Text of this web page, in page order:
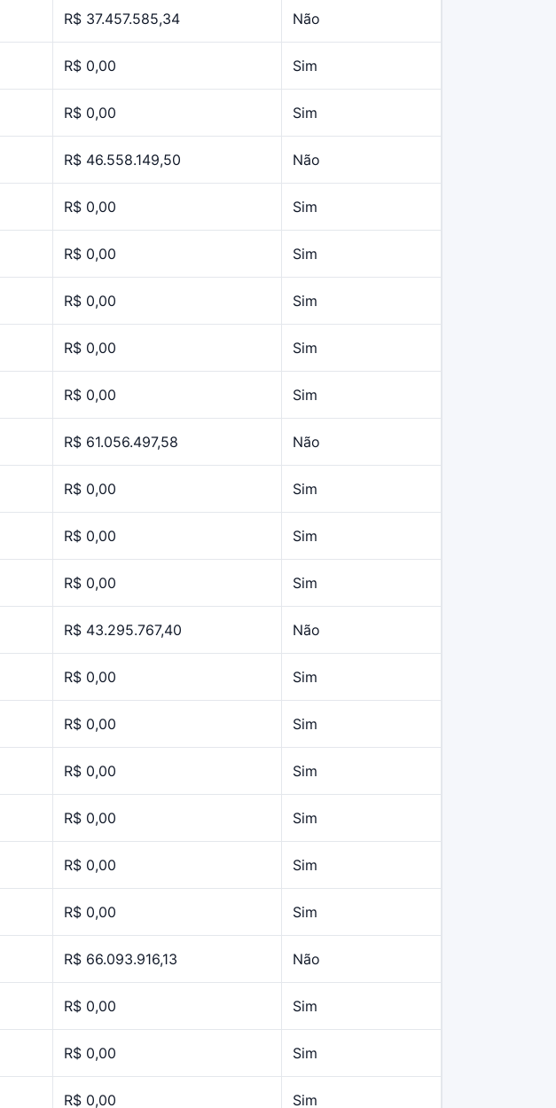
R$ 37.457.585,34 Não
R$ 0,00 Sim
R$ 0,00 Sim
R$ 46.558.149,50 Não
R$ 0,00 Sim
R$ 0,00 Sim
R$ 0,00 Sim
R$ 0,00 Sim
R$ 0,00 Sim
R$ 61.056.497,58 Não
R$ 0,00 Sim
R$ 0,00 Sim
R$ 0,00 Sim
R$ 43.295.767,40 Não
R$ 0,00 Sim
R$ 0,00 Sim
R$ 0,00 Sim
R$ 0,00 Sim
R$ 0,00 Sim
R$ 0,00 Sim
R$ 66.093.916,13 Não
R$ 0,00 Sim
R$ 0,00 Sim
R$ 0,00 Sim